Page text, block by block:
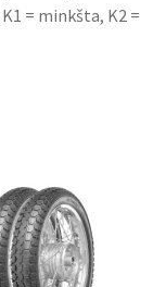
= minkšta, K2 =